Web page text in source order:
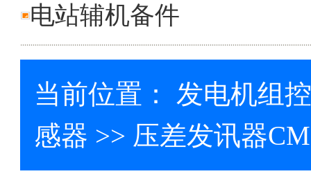
电站辅机备件
当前位置： 发电机组
感器 >> 压差发讯器